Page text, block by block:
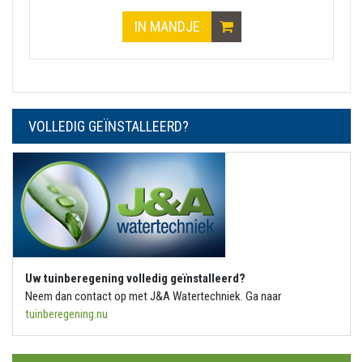
IN MANDJE
VOLLEDIG GEÏNSTALLEERD?
Uw tuinberegening volledig geïnstalleerd?
Neem dan contact op met J&A Watertechniek. Ga naar
tuinberegening.nu